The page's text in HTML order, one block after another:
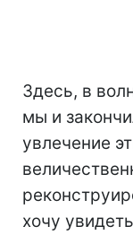
Здесь, в
мы и
увлечение
хочу